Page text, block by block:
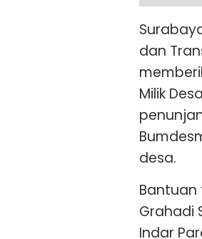
dan
Milik
desa.
Bantuan
Grahadi
Indar